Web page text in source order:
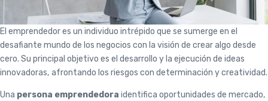
El emprendedor es un individuo intrépido que se sumerge en el
desafiante mundo de los negocios con la visión de crear algo desde
cero. Su principal objetivo es el desarrollo y la ejecución de ideas
innovadoras, afrontando los riesgos con determinación y creatividad.
Una persona emprendedora identifica oportunidades de mercado,